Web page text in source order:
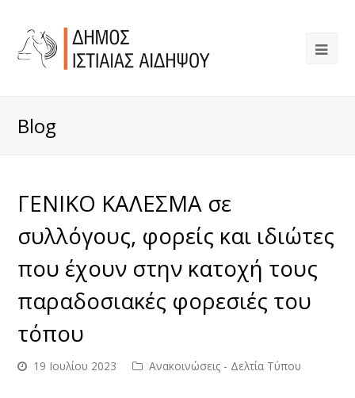
Blog
ΓΕΝΙΚΟ ΚΑΛΕΣΜΑ σε
συλλόγους, φορείς και ιδιώτες
που έχουν στην κατοχή τους
παραδοσιακές φορεσιές του
τόπου
19 Ιουλίου 2023 Ανακοινώσεις - Δελτία Τύπου